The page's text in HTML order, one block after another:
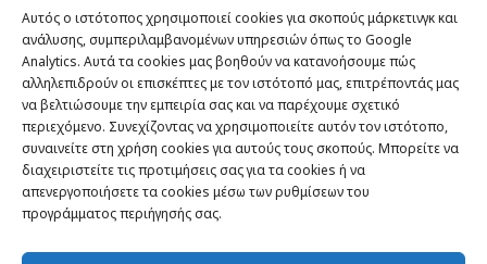
Αυτός ο ιστότοπος χρησιμοποιεί cookies για σκοπούς μάρκετινγκ και
ανάλυσης, συμπεριλαμβανομένων υπηρεσιών όπως το Google
Analytics. Αυτά τα cookies μας βοηθούν να κατανοήσουμε πώς
αλληλεπιδρούν οι επισκέπτες με τον ιστότοπό μας, επιτρέποντάς μας
να βελτιώσουμε την εμπειρία σας και να παρέχουμε σχετικό
περιεχόμενο. Συνεχίζοντας να χρησιμοποιείτε αυτόν τον ιστότοπο,
συναινείτε στη χρήση cookies για αυτούς τους σκοπούς. Μπορείτε να
διαχειριστείτε τις προτιμήσεις σας για τα cookies ή να
απενεργοποιήσετε τα cookies μέσω των ρυθμίσεων του
προγράμματος περιήγησής σας.